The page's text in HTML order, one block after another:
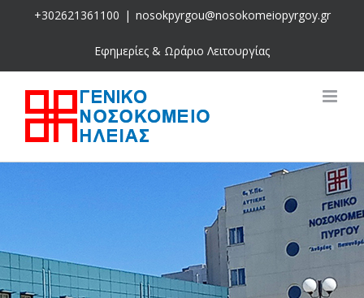
+302621361100 | nosokpyrgou@nosokomeiopyrgoy.gr
Εφημερίες & Ωράριο Λειτουργίας